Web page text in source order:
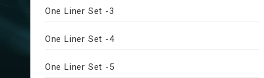
One Liner Set -3
One Liner Set -4
One Liner Set -5